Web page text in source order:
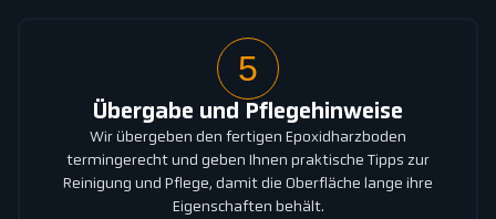
5
Übergabe und Pflegehinweise
Wir übergeben den fertigen Epoxidharzboden
termingerecht und geben Ihnen praktische Tipps zur
Reinigung und Pflege, damit die Oberfläche lange ihre
Eigenschaften behält.